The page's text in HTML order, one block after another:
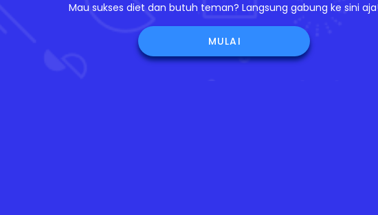
Mau sukses diet dan butuh teman? Langsung gabung ke sini
MULAI